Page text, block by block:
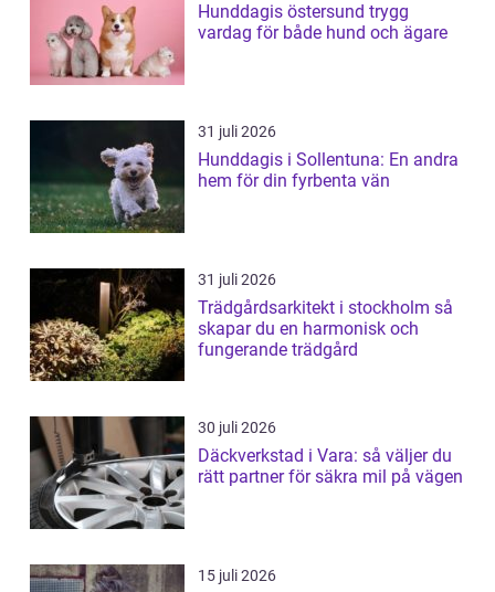
Hunddagis östersund trygg
vardag för både hund och ägare
31 juli 2026
Hunddagis i Sollentuna: En andra
hem för din fyrbenta vän
31 juli 2026
Trädgårdsarkitekt i stockholm så
skapar du en harmonisk och
fungerande trädgård
30 juli 2026
Däckverkstad i Vara: så väljer du
rätt partner för säkra mil på vägen
15 juli 2026